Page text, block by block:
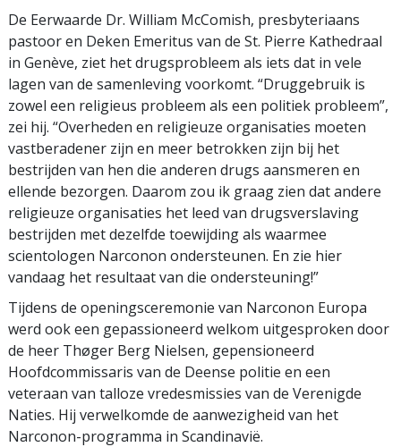
De Eerwaarde Dr. William McComish, presbyteriaans
pastoor en Deken Emeritus van de St. Pierre Kathedraal
in Genève, ziet het drugsprobleem als iets dat in vele
lagen van de samenleving voorkomt. “Druggebruik is
zowel een religieus probleem als een politiek probleem”,
zei hij. “Overheden en religieuze organisaties moeten
vastberadener zijn en meer betrokken zijn bij het
bestrijden van hen die anderen drugs aansmeren en
ellende bezorgen. Daarom zou ik graag zien dat andere
religieuze organisaties het leed van drugsverslaving
bestrijden met dezelfde toewijding als waarmee
scientologen Narconon ondersteunen. En zie hier
vandaag het resultaat van die ondersteuning!”
Tijdens de openingsceremonie van Narconon Europa
werd ook een gepassioneerd welkom uitgesproken door
de heer Thøger Berg Nielsen, gepensioneerd
Hoofdcommissaris van de Deense politie en een
veteraan van talloze vredesmissies van de Verenigde
Naties. Hij verwelkomde de aanwezigheid van het
Narconon-programma in Scandinavië.